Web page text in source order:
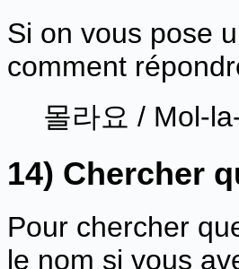
Si on vous pose
comment
몰라요 / Mol-
14) Chercher
Pour chercher
le nom si vous